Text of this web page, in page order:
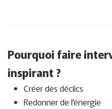
Pourquoi faire
inspirant ?
Créer des déclics
Redonner de l'énergie